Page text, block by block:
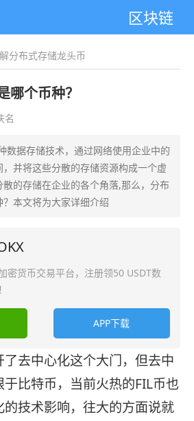
区块链
分布式存储龙头币
哪个币种？
名
数据存储技术，通过网络使用企业中的
并将这些分散的存储资源构成一个虚
的存储在企业的各个角落,那么，分布
本文将为大家详细介绍
密货币交易平台，注册领50 USDT数
APP下载
去中心化这个大门，但去中
比特币，当前火热的FIL币也
技术影响，往大的方面说就